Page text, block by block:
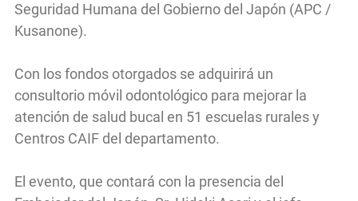
Seguridad Humana del Gobierno del Japón (APC /
Kusanone).
Con los fondos otorgados se adquirirá un
consultorio móvil odontológico para mejorar la
atención de salud bucal en 51 escuelas rurales y
Centros CAIF del departamento.
El evento, que contará con la presencia del